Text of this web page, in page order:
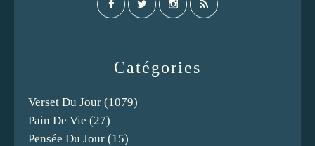
Catégories
Verset Du Jour (1079)
Pain De Vie (27)
Pensée Du Jour (15)